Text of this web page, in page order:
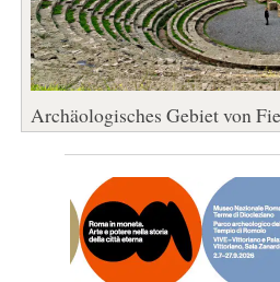
Archäologisches Gebiet von